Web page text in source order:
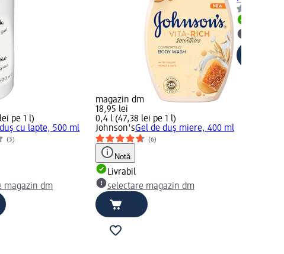
pe 1 l)
cu lapte, 500 ml
(3)
magazin dm
magazin dm
18,95 lei
0,4 l (47,38 lei pe 1 l)
Johnson'sGel de duș miere, 400 ml
(6)
Notă
Livrabil
selectare magazin dm